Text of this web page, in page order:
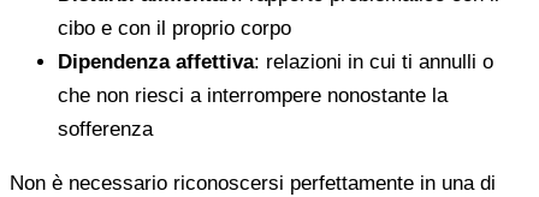
cibo e con il proprio corpo
Dipendenza affettiva: relazioni in cui ti annulli o
che non riesci a interrompere nonostante la
sofferenza
Non è necessario riconoscersi perfettamente in una di